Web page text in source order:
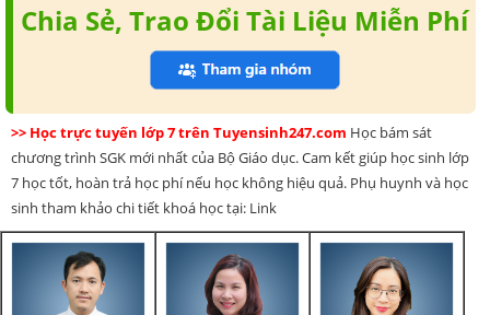
Chia Sẻ, Trao Đổi Tài Liệu Miễn Phí
>> Học trực tuyến lớp 7 trên Tuyensinh247.com Học bám sát
chương trình SGK mới nhất của Bộ Giáo dục. Cam kết giúp học sinh lớp
7 học tốt, hoàn trả học phí nếu học không hiệu quả. Phụ huynh và học
sinh tham khảo chi tiết khoá học tại: Link